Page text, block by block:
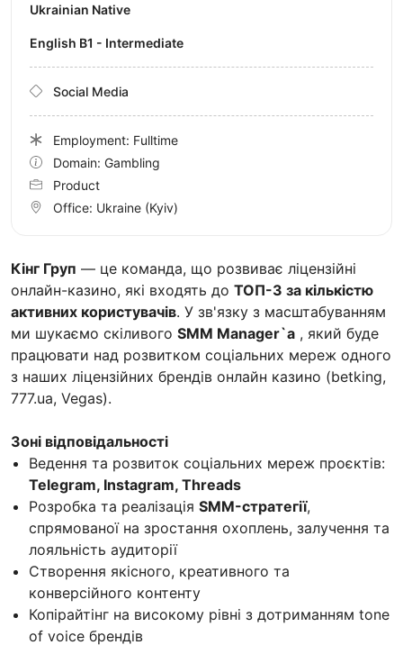
Кінг Груп — це команда, що розвиває ліцензійні
онлайн-казино, які входять до ТОП-3 за кількістю
активних користувачів. У зв'язку з масштабуванням
ми шукаємо скіливого SMM Manager`a , який буде
працювати над розвитком соціальних мереж одного
з наших ліцензійних брендів онлайн казино (betking,
777.ua, Vegas).
Зоні відповідальності
Ведення та розвиток соціальних мереж проєктів:
Telegram, Instagram, Threads
Розробка та реалізація SMM-стратегії,
спрямованої на зростання охоплень, залучення та
лояльність аудиторії
Створення якісного, креативного та
конверсійного контенту
Копірайтінг на високому рівні з дотриманням tone
of voice брендів
Ukrainian Native
English B1 - Intermediate
Social Media
Employment: Fulltime
Domain: Gambling
Product
Office: Ukraine (Kyiv)